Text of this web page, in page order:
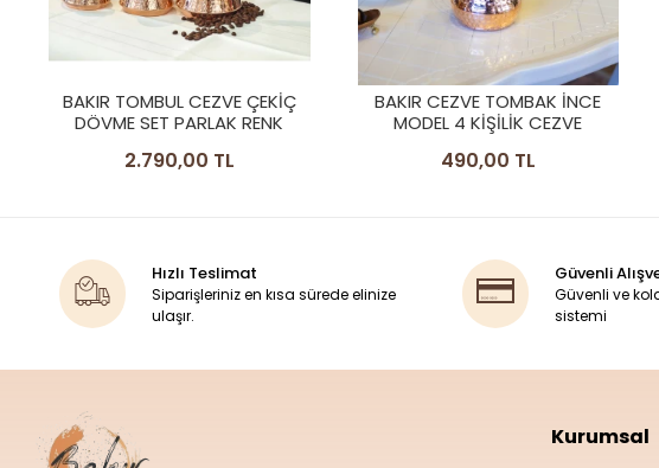
BAKIR CEZVE TOMBAK İNCE
MODEL 4 KİŞİLİK CEZVE
490,00 TL
BAKIR CEZVE TOMBAK İNCE
MODEL 5 KİŞİLİK CEZVE
590,00 TL
Hızlı Teslimat
Siparişleriniz en kısa sürede elinize
ulaşır.
Güvenli
Güvenli ve
sistemi
Kurumsal